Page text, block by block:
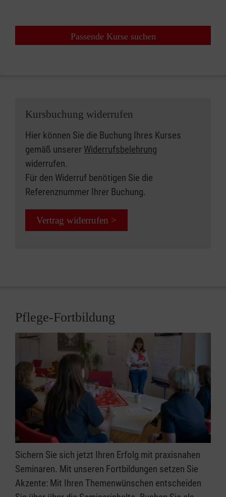
Passende Kurse suchen
Kursbuchung widerrufen
Hier können Sie die Buchung Ihres Kurses
gemäß unserer Widerrufsbelehrung
widerrufen.
Für den Widerruf benötigen Sie die
Referenznummer Ihrer Buchung.
Vertrag widerrufen >
Pflege-Fortbildung
Sichern Sie sich jetzt Ihren Erfolg mit praxisnahen
Seminaren. Mit unseren Fortbildungen setzen Sie
Akzente: Mit Ihren Themenwünschen entscheiden